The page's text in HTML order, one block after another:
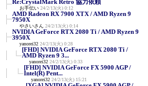
Re:CrystalMark Retro 協力依頼
お手伝い 24/2/13(火) 0:12
AMD Radeon RX 7900 XTX / AMD Ryzen 9
7950X
やさいさん 24/2/13(火) 0:14
NVIDIA GeForce RTX 2080 Ti / AMD Ryzen 9
3950X
yanorei32 24/2/13(火) 0:28
[FHD] NVIDIA GeForce RTX 2080 Ti /
AMD Ryzen 9 3...
yanorei32 24/2/13(火) 0:33
[FHD] NVIDIA GeForce FX 5900 AGP /
Intel(R) Pent...
yanorei32 24/2/13(火) 15:21